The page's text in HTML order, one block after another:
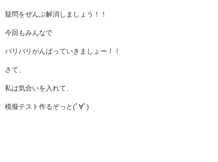
疑問をぜんぶ解消しましょう！！
今回もみんなで
バリバリがんばっていきましょー！！
さて、
私は気合いを入れて、
模擬テスト作るぞっと(ﾟ∀ﾟ)